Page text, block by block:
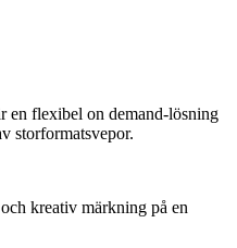
en flexibel on demand-lösning
storformatsvepor.
kreativ märkning på en